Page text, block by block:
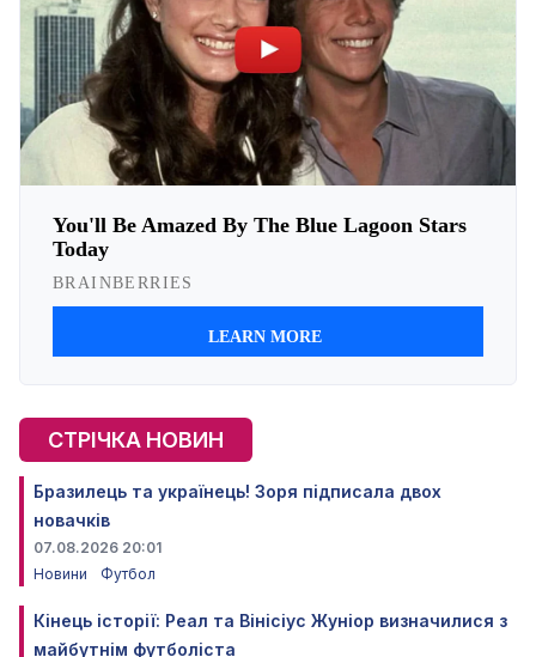
СТРІЧКА НОВИН
Бразилець та українець! Зоря підписала двох
новачків
07.08.2026 20:01
Новини
Футбол
Кінець історії: Реал та Вінісіус Жуніор визначилися з
майбутнім футболіста